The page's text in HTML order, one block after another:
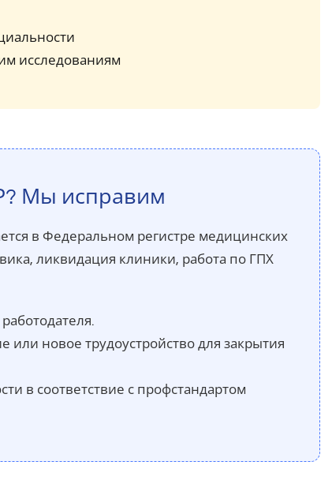
исследованиям
Мы исправим
в Федеральном регистре медицинских
ликвидация клиники, работа по ГПХ
новое трудоустройство для закрытия
в соответствие с профстандартом